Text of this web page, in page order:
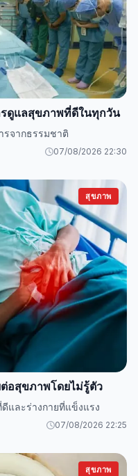
รดูแลสุขภาพที่ดีในทุกวัน
รจากธรรมชาติ
07/08/2026 22:30
สุขภาพ
ต่อสุขภาพโดยไม่รู้ตัว
และร่างกายที่แข็งแรง
07/08/2026 22:25
สุขภาพ